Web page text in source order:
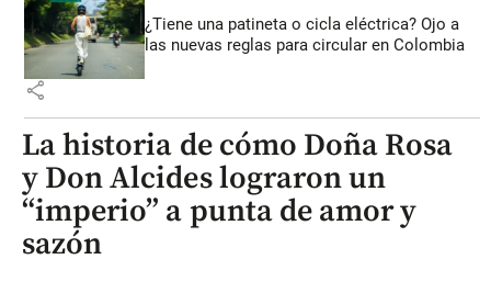
¿Tiene una patineta o cicla eléctrica? Ojo a
las nuevas reglas para circular en Colombia
share
La historia de cómo Doña Rosa
y Don Alcides lograron un
“imperio” a punta de amor y
sazón